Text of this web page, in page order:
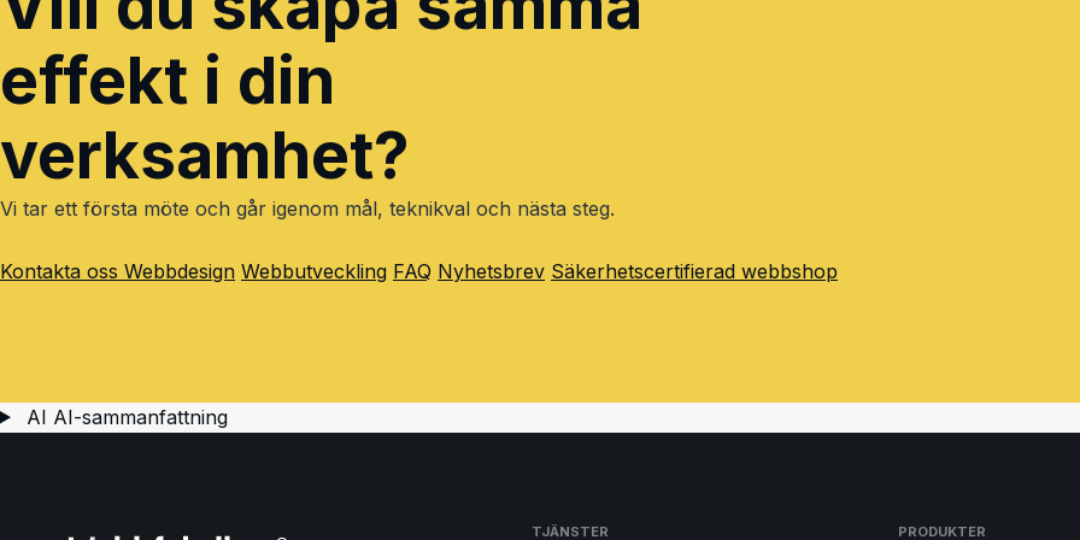
effekt i din
verksamhet?
Vi tar ett första möte och går igenom mål, teknikval och nästa steg.
Kontakta oss Webbdesign Webbutveckling FAQ Nyhetsbrev Säkerhetscertifierad webbshop
AI AI-sammanfattning
TJÄNSTER PRODUKTER